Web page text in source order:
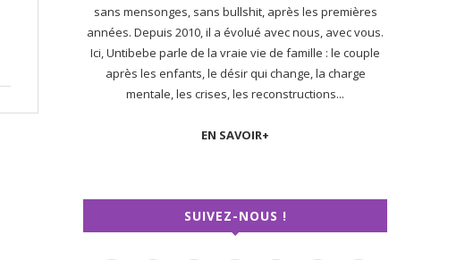
sans mensonges, sans bullshit, après les premières
années. Depuis 2010, il a évolué avec nous, avec vous.
Ici, Untibebe parle de la vraie vie de famille : le couple
après les enfants, le désir qui change, la charge
mentale, les crises, les reconstructions...
EN SAVOIR+
SUIVEZ-NOUS !